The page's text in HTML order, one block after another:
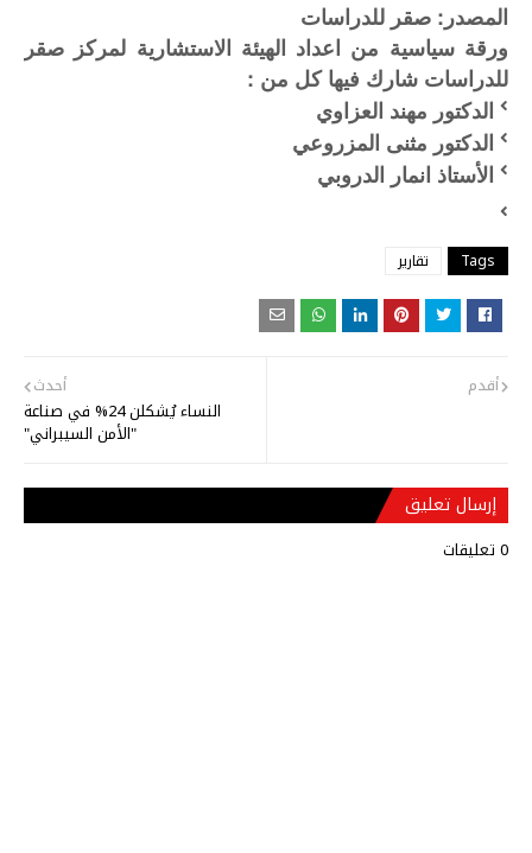
المصدر: صقر للدراسات
ورقة سياسية من اعداد الهيئة الاستشارية لمركز صقر
للدراسات شارك فيها كل من :
الدكتور مهند العزاوي
الدكتور مثنى المزروعي
الأستاذ انمار الدروبي
Tags تقارير
أحدث
النساء يُشكلن 24% في صناعة
"الأمن السيبراني"
أقدم
إرسال تعليق
0 تعليقات